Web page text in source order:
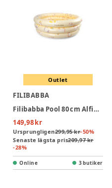
Outlet
FILIBABBA
Filibabba Pool 80 cm Alfie – Unicorn Shores
149,98 kr
Ursprungligen299,95 kr-50%
Senaste lägsta pris209,97 kr
-28%
Online 3 butiker